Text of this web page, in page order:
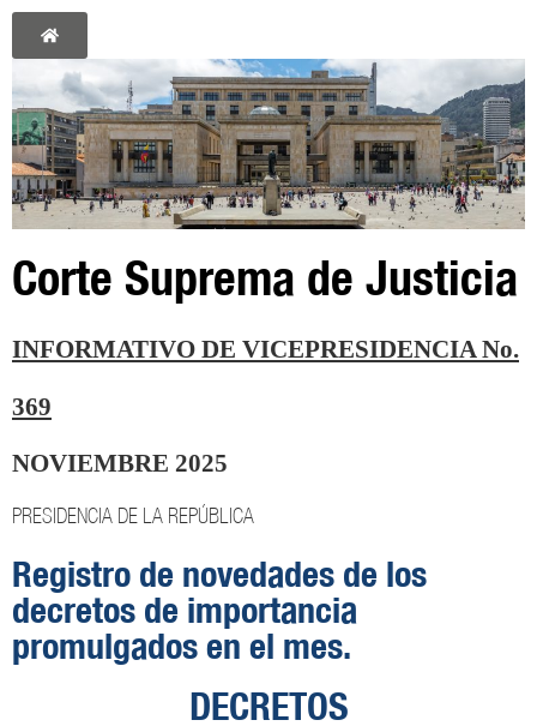
Corte Suprema de Justicia
INFORMATIVO DE VICEPRESIDENCIA No.
369
NOVIEMBRE 2025
PRESIDENCIA DE LA REPÚBLICA
Registro de novedades de los
decretos de importancia
promulgados en el mes.
DECRETOS